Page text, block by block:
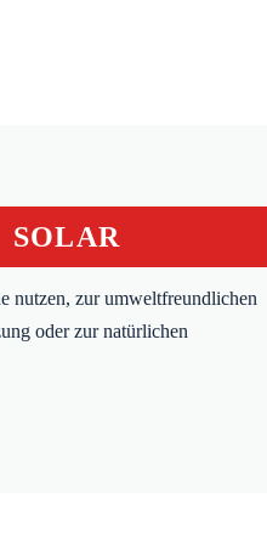
SOLAR
nutzen, zur umweltfreundlichen
oder zur natürlichen